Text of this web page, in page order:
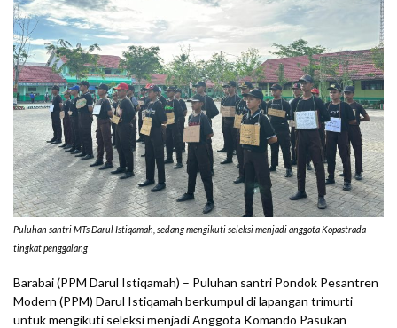
Puluhan santri MTs Darul Istiqamah, sedang mengikuti seleksi menjadi anggota Kopastrada
tingkat penggalang
Barabai (PPM Darul Istiqamah) – Puluhan santri Pondok Pesantren
Modern (PPM) Darul Istiqamah berkumpul di lapangan trimurti
untuk mengikuti seleksi menjadi Anggota Komando Pasukan